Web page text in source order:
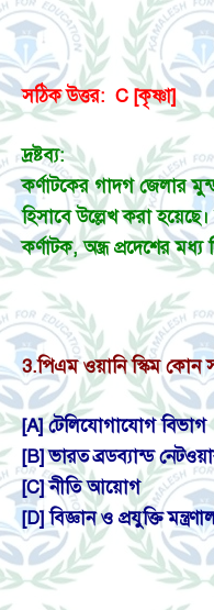
সঠিক উত্তর: C [কৃষ্ণা]
দ্রষ্টব্য:
কর্ণাটকের গাদগ জেলার
হিসাবে উল্লেখ করা
কর্ণাটক, অন্ধ্র প্রদেশের
3.পিএম ওয়ানি স্কিম কোন
[A] টেলিযোগাযোগ বিভাগ
[B] ভারত ব্রডব্যান্ড
[C] নীতি আয়োগ
[D] বিজ্ঞান ও প্রযুক্তি